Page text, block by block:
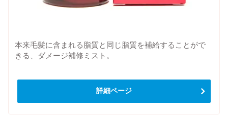
本来毛髪に含まれる脂質と同じ脂質を補給することがで
きる、ダメージ補修ミスト。
詳細ページ